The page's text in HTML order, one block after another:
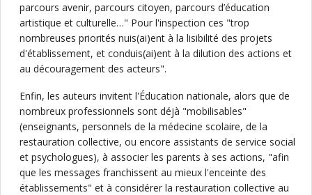
parcours avenir, parcours citoyen, parcours d’éducation
artistique et culturelle…" Pour l'inspection ces "trop
nombreuses priorités nuis(ai)ent à la lisibilité des projets
d'établissement, et conduis(ai)ent à la dilution des actions et
au découragement des acteurs".
Enfin, les auteurs invitent l'Éducation nationale, alors que de
nombreux professionnels sont déjà "mobilisables"
(enseignants, personnels de la médecine scolaire, de la
restauration collective, ou encore assistants de service social
et psychologues), à associer les parents à ses actions, "afin
que les messages franchissent au mieux l'enceinte des
établissements" et à considérer la restauration collective au